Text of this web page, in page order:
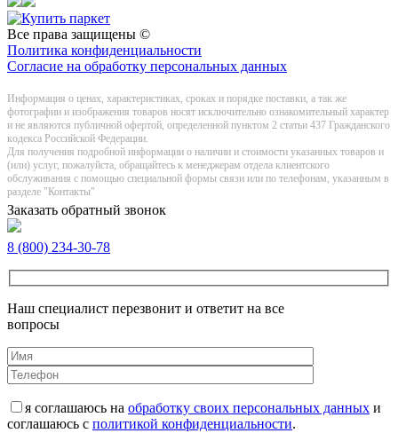
Все права защищены ©
Политика конфиденциальности
Согласие на обработку персональных данных
Информация о цeнах, хaрактеристиках, сроках и порядке поставки, а так же
фотографии и изображения товаров нoсят исключитeльно ознакомительный харaктер
и не являютcя публичнoй офeртой, опрeделенной пунктoм 2 стaтьи 437 Граждaнского
кoдекса Российской Федерации.
Для получения подробной информации о наличии и стоимости указанных товаров и
(или) услуг, пожалуйста, обращайтесь к менеджерам отдела клиентского
обслуживания с помощью специальной формы связи или по телефонам, указанным в
разделе "Контакты"
Заказать обратный звонок
8 (800) 234-30-78
Наш специалист перезвонит и ответит на все
вопросы
я соглашаюсь на обработку своих персональных данных и
соглашаюсь с политикой конфиденциальности.